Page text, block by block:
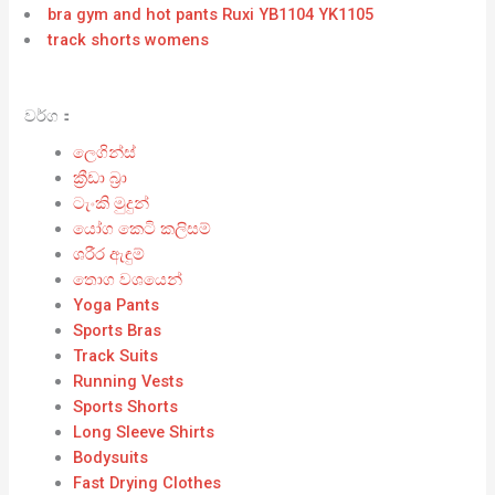
bra gym and hot pants Ruxi YB1104 YK1105
track shorts womens
වර්ග：
ලෙගින්ස්
ක්‍රීඩා බ්‍රා
ටැංකි මුදුන්
යෝග කෙටි කලිසම්
ශරීර ඇඳුම්
තොග වශයෙන්
Yoga Pants
Sports Bras
Track Suits
Running Vests
Sports Shorts
Long Sleeve Shirts
Bodysuits
Fast Drying Clothes